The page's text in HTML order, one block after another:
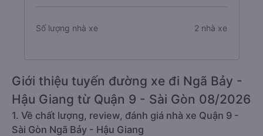
Số lượng nhà xe 2 nhà xe
Giới thiệu tuyến đường xe đi Ngã Bảy -
Hậu Giang từ Quận 9 - Sài Gòn 08/2026
1. Về chất lượng, review, đánh giá nhà xe Quận 9 -
Sài Gòn Ngã Bảy - Hậu Giang